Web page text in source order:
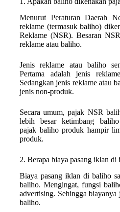
Menurut Peraturan Daerah
reklame (termasuk baliho)
Reklame (NSR). Besaran
reklame atau baliho.
Jenis reklame atau baliho
Pertama adalah jenis
Sedangkan jenis reklame atau
jenis non-produk.
Secara umum, pajak NSR
lebih besar ketimbang
pajak baliho produk hampir
produk.
2. Berapa biaya pasang iklan di
Biaya pasang iklan di baliho
baliho. Mengingat, fungsi
advertising. Sehingga biayanya
baliho.